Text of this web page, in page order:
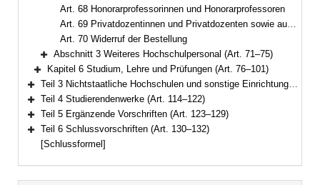
Art. 68 Honorarprofessorinnen und Honorarprofessoren
Art. 69 Privatdozentinnen und Privatdozenten sowie außerplanmäßige Professorinnen und Professoren
Art. 70 Widerruf der Bestellung
Bereich erweitern
Abschnitt 3 Weiteres Hochschulpersonal (Art. 71–75)
Bereich erweitern
Kapitel 6 Studium, Lehre und Prüfungen (Art. 76–101)
Bereich erweitern
Teil 3 Nichtstaatliche Hochschulen und sonstige Einrichtungen (Art. 102–113)
Bereich erweitern
Teil 4 Studierendenwerke (Art. 114–122)
Bereich erweitern
Teil 5 Ergänzende Vorschriften (Art. 123–129)
Bereich erweitern
Teil 6 Schlussvorschriften (Art. 130–132)
[Schlussformel]